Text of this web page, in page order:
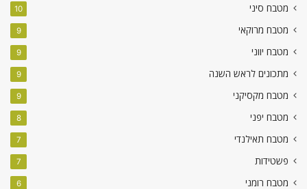
מטבח סיני 10
מטבח מרוקאי 9
מטבח יווני 9
מתכונים לראש השנה 9
מטבח מקסיקני 9
מטבח יפני 8
מטבח תאילנדי 7
פשטידות 7
מטבח רומני 6